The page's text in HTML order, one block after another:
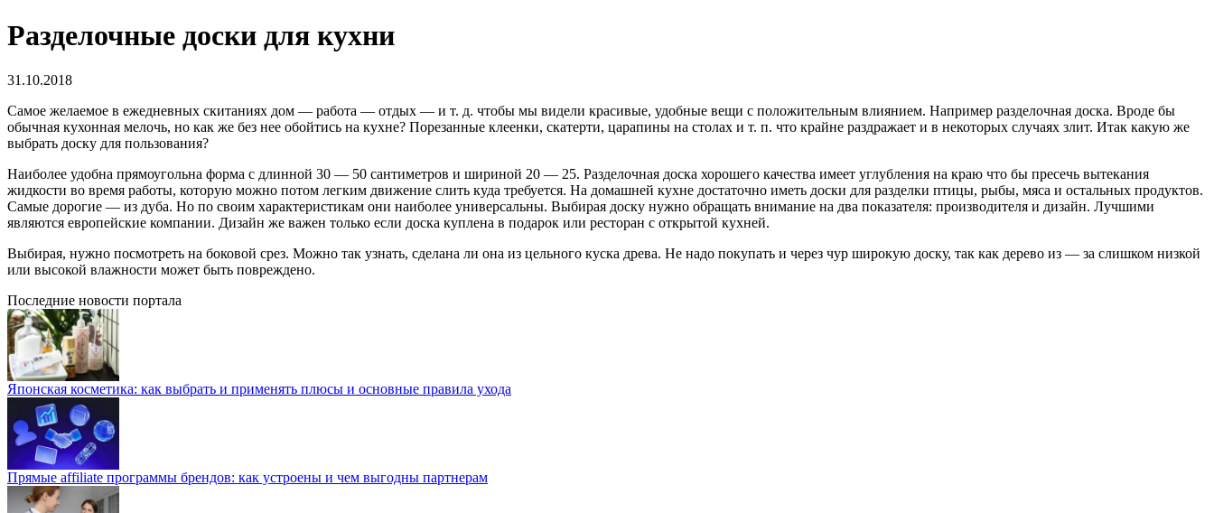
Разделочные доски для кухни
31.10.2018
Самое желаемое в ежедневных скитаниях дом — работа — отдых — и т. д. чтобы мы видели красивые, удобные вещи с положительным влиянием. Например разделочная доска. Вроде бы
обычная кухонная мелочь, но как же без нее обойтись на кухне? Порезанные клеенки, скатерти, царапины на столах и т. п. что крайне раздражает и в некоторых случаях злит. Итак какую же
выбрать доску для пользования?
Наиболее удобна прямоугольна форма с длинной 30 — 50 сантиметров и шириной 20 — 25. Разделочная доска хорошего качества имеет углубления на краю что бы пресечь вытекания
жидкости во время работы, которую можно потом легким движение слить куда требуется. На домашней кухне достаточно иметь доски для разделки птицы, рыбы, мяса и остальных продуктов.
Самые дорогие — из дуба. Но по своим характеристикам они наиболее универсальны. Выбирая доску нужно обращать внимание на два показателя: производителя и дизайн. Лучшими
являются европейские компании. Дизайн же важен только если доска куплена в подарок или ресторан с открытой кухней.
Выбирая, нужно посмотреть на боковой срез. Можно так узнать, сделана ли она из цельного куска древа. Не надо покупать и через чур широкую доску, так как дерево из — за слишком низкой
или высокой влажности может быть повреждено.
Последние новости портала
Японская косметика: как выбрать и применять плюсы и основные правила ухода
Прямые affiliate программы брендов: как устроены и чем выгодны партнерам